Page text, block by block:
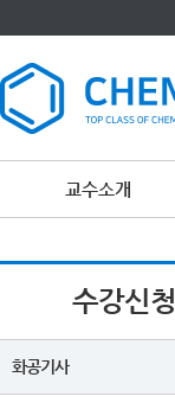
교수소개
수강신청
화공기사